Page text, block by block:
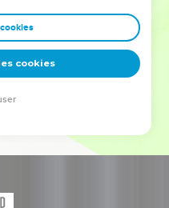
afin que leurs erreurs
guidiez un ministère, une
leur expérience est faite
cookies